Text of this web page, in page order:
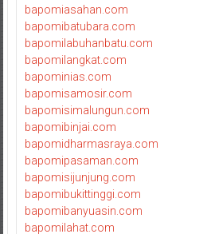
bapomiasahan.com
bapomibatubara.com
bapomilabuhanbatu.com
bapomilangkat.com
bapominias.com
bapomisamosir.com
bapomisimalungun.com
bapomibinjai.com
bapomidharmasraya.com
bapomipasaman.com
bapomisijunjung.com
bapomibukittinggi.com
bapomibanyuasin.com
bapomilahat.com